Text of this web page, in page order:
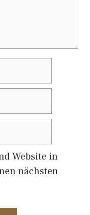
Website in
nächsten